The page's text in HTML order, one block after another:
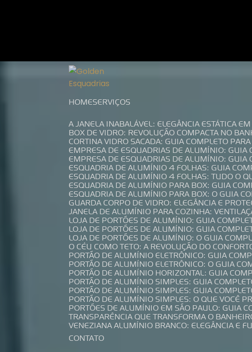
HOME SERVIÇOS
A JANELA INABALÁVEL: ELEGÂNCIA ESTÁTICA
BOX DE VIDRO: REVOLUÇÃO COMPACTA NO
CORTINA VIDRO SACADA: GUIA COMPLETO
EMPRESA DE ESQUADRIAS DE ALUMÍNIO: GUIA
EMPRESA DE ESQUADRIAS DE ALUMÍNIO: GUIA
ESQUADRIA DE ALUMÍNIO 4 FOLHAS: GUIA
ESQUADRIA DE ALUMÍNIO 4 FOLHAS: TUDO O
ESQUADRIA DE ALUMÍNIO PARA BOX: GUIA
ESQUADRIA DE ALUMÍNIO PARA BOX: O GUIA
GUARDA CORPO DE VIDRO: ELEGÂNCIA E
JANELA DE ALUMÍNIO PARA COZINHA:
LOJA DE PORTÕES DE ALUMÍNIO: GUIA
LOJA DE PORTÕES DE ALUMÍNIO: GUIA
LOJA DE PORTÕES DE ALUMÍNIO: O GUIA
O CÉU COMO TETO: A REVOLUÇÃO DO
PORTÃO DE ALUMÍNIO ELETRÔNICO: GUIA
PORTÃO DE ALUMÍNIO ELETRÔNICO: O GUIA
PORTÃO DE ALUMÍNIO HORIZONTAL: GUIA
PORTÃO DE ALUMÍNIO SIMPLES: GUIA
PORTÃO DE ALUMÍNIO SIMPLES: GUIA
PORTÃO DE ALUMÍNIO SIMPLES: O QUE VOCÊ
PORTÕES DE ALUMÍNIO EM SÃO PAULO: GUIA
TRANSPARÊNCIA QUE TRANSFORMA O
VENEZIANA ALUMÍNIO BRANCO: ELEGÂNCIA E
CONTATO